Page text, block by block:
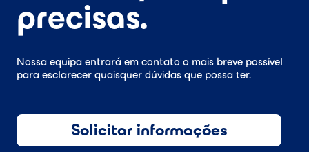
precisas.
Nossa equipa entrará em contato o mais breve possível
para esclarecer quaisquer dúvidas que possa ter.
Solicitar informações